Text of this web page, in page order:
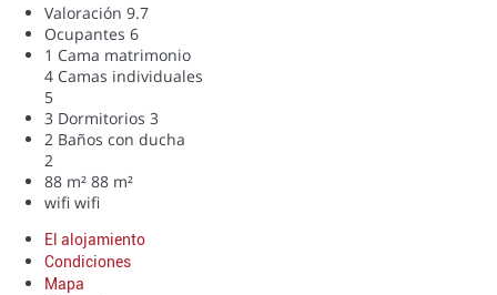
Valoración 9.7
Ocupantes 6
1 Cama matrimonio
4 Camas individuales
5
3 Dormitorios 3
2 Baños con ducha
2
88 m² 88 m²
wifi wifi
El alojamiento
Condiciones
Mapa